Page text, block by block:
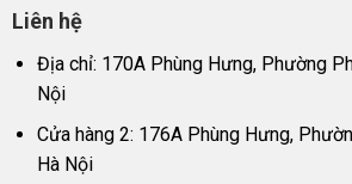
Liên hệ
Địa chỉ: 170A Phùng Hưng, Phường
Nội
Cửa hàng 2: 176A Phùng Hưng,
Hà Nội